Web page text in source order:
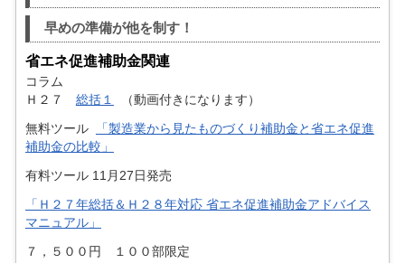
早めの準備が他を制す！
省エネ促進補助金関連
コラム
Ｈ２７ 総括１
（動画付きになります）
無料ツール
「製造業から見たものづくり補助金と省エネ促進
補助金の比較」
有料ツール 11月27日発売
「Ｈ２７年総括＆Ｈ２８年対応 省エネ促進補助金アドバイス
マニュアル」
７，５００円 １００部限定